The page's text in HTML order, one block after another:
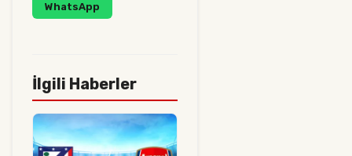
WhatsApp
İlgili Haberler